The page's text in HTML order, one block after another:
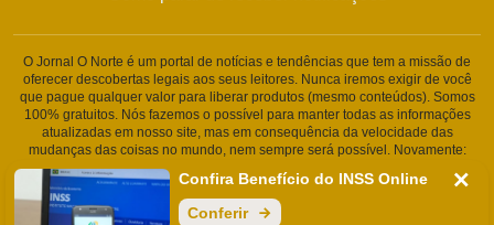
Confira Benefício do INSS Online
Conferir
O Jornal O Norte é um portal de notícias e tendências que tem a missão de
oferecer descobertas legais aos seus leitores. Nunca iremos exigir de você
que pague qualquer valor para liberar produtos (mesmo conteúdos). Somos
100% gratuitos. Nós fazemos o possível para manter todas as informações
atualizadas em nosso site, mas em consequência da velocidade das
mudanças das coisas no mundo, nem sempre será possível. Novamente:
Nunca solicitamos nenhuma informação pessoal ou qualquer tipo de
cobrança. Somos um portal de conteúdo jornalístico. Caso isso aconteça,
entre em contato conosco imediatamente.